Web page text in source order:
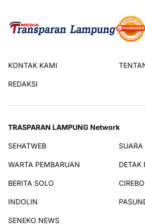
KONTAK KAMI
REDAKSI
TRASPARAN LAMPUNG Network
SEHATWEB SUARA
WARTA PEMBARUAN DETAK
BERITA SOLO
INDOLIN
SENEKO NEWS